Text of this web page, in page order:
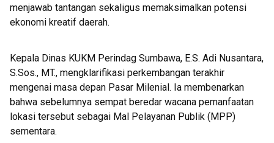
menjawab tantangan sekaligus memaksimalkan potensi
ekonomi kreatif daerah.
Kepala Dinas KUKM Perindag Sumbawa, E.S. Adi Nusantara,
S.Sos., MT., mengklarifikasi perkembangan terakhir
mengenai masa depan Pasar Milenial. Ia membenarkan
bahwa sebelumnya sempat beredar wacana pemanfaatan
lokasi tersebut sebagai Mal Pelayanan Publik (MPP)
sementara.